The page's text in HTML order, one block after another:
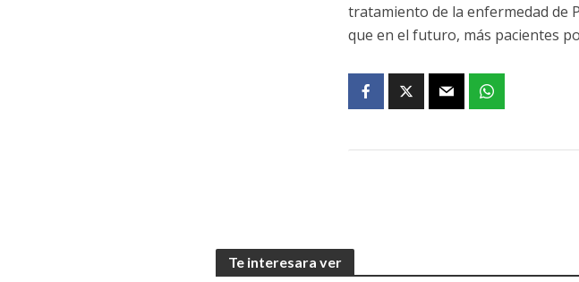
tratamiento de la enfermedad de
que en el futuro, más pacientes
Te interesara ver